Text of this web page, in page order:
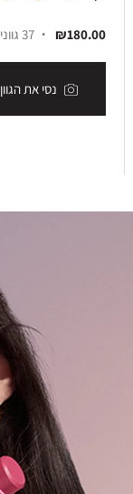
₪180.00 37 גוונים
נסי את הגוון